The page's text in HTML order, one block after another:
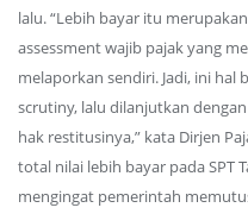
lalu. “Lebih bayar itu
assessment wajib pajak yang
melaporkan sendiri. Jadi, ini hal
scrutiny, lalu dilanjutkan
hak restitusinya,” kata Dirjen
total nilai lebih bayar pada SPT
mengingat pemerintah